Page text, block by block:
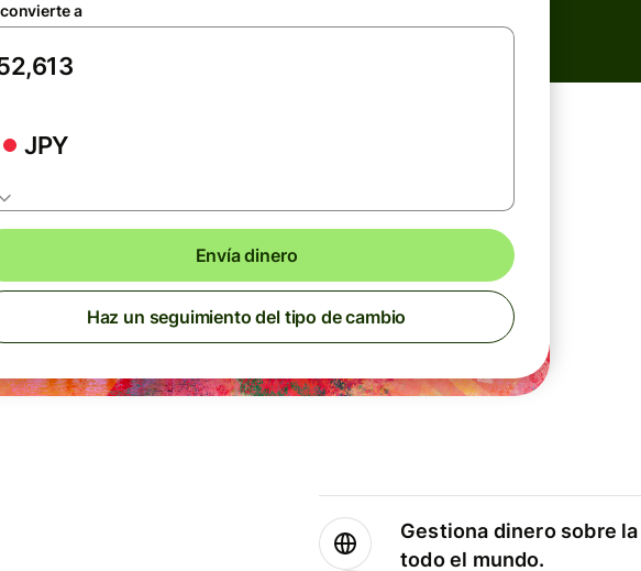
a
JPY
Envía dinero
Haz un seguimiento del tipo de cambio
Gestiona dinero sobre
todo el mundo.